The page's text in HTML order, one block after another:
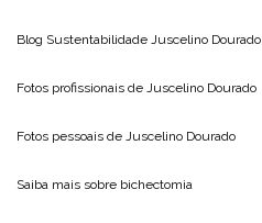
Blog Sustentabilidade Juscelino Dourado
Fotos profissionais de Juscelino Dourado
Fotos pessoais de Juscelino Dourado
Saiba mais sobre bichectomia